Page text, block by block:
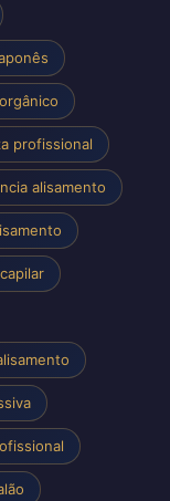
profissional
alisamento